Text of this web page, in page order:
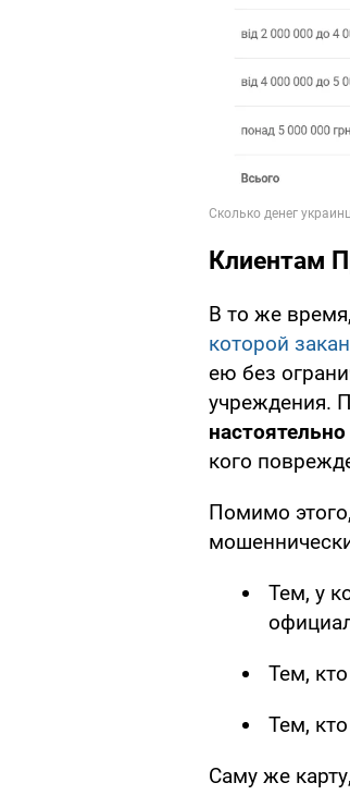
Клиентам
В то же время,
которой
ею без
учреждения.
кого
Помимо
Тем, у
Тем,
Тем,
Саму же